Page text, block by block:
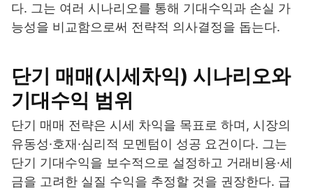
다. 그는 여러 시나리오를 통해 기대수익과 손실 가
능성을 비교함으로써 전략적 의사결정을 돕는다.
단기 매매(시세차익) 시나리오와
기대수익 범위
단기 매매 전략은 시세 차익을 목표로 하며, 시장의
유동성·호재·심리적 모멘텀이 성공 요건이다. 그는
단기 기대수익을 보수적으로 설정하고 거래비용·세
금을 고려한 실질 수익을 추정할 것을 권장한다. 급